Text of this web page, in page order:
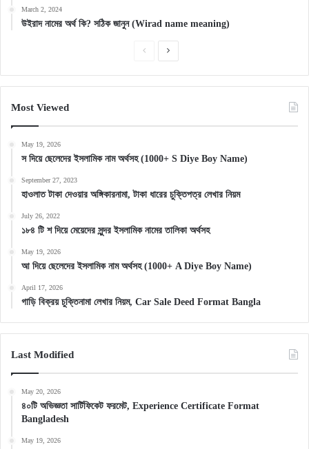
March 2, 2024
উইরাদ নামের অর্থ কি? সঠিক জানুন (Wirad name meaning)
PreviousNext
Most Viewed
May 19, 2026
স দিয়ে ছেলেদের ইসলামিক নাম অর্থসহ (1000+ S Diye Boy Name)
September 27, 2023
হাওলাত টাকা দেওয়ার অঙ্গিকারনামা, টাকা ধারের চুক্তিপত্র লেখার নিয়ম
July 26, 2022
১৮৪ টি শ দিয়ে মেয়েদের সুন্দর ইসলামিক নামের তালিকা অর্থসহ
May 19, 2026
আ দিয়ে ছেলেদের ইসলামিক নাম অর্থসহ (1000+ A Diye Boy Name)
April 17, 2026
গাড়ি বিক্রয় চুক্তিনামা লেখার নিয়ম, Car Sale Deed Format Bangla
Last Modified
May 20, 2026
৪০টি অভিজ্ঞতা সার্টিফিকেট ফরমেট, Experience Certificate Format
Bangladesh
May 19, 2026